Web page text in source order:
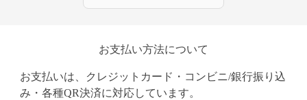
お支払い方法について
お支払いは、クレジットカード・コンビニ/銀行振り込
み・各種QR決済に対応しています。